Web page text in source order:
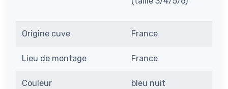
Origine cuve France
Lieu de montage France
Couleur bleu nuit